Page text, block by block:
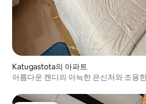
Katugastota의 아파트
아름다운 캔디의 아늑한 은신처와 조용